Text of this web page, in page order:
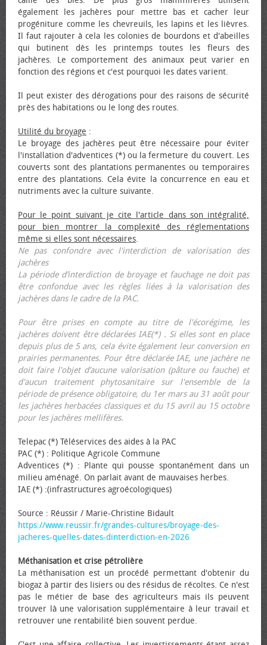
également les jachères pour mettre bas et cacher leur
progéniture comme les chevreuils, les lapins et les lièvres.
Il faut rajouter à cela les colonies de bourdons et d'abeilles
qui butinent dès les printemps toutes les fleurs des
jachères. Le comportement des animaux peut varier en
fonction des régions et c'est pourquoi les dates varient.
Il peut exister des dérogations pour des raisons de sécurité
près des habitations ou le long des routes.
Utilité du broyage :
Le broyage des jachères peut être nécessaire pour éviter
l'installation d'adventices (*) ou la fermeture du couvert. Les
couverts sont des plantations permanentes ou temporaires
entre des plantations. Cela évite la concurrence en eau et
nutriments avec la culture suivante.
Pour le point suivant je cite l'article dans son intégralité,
pour bien montrer la complexité des réglementations
même si elles sont nécessaires.
Ne pas confondre avec l'interdiction de valorisation des
jachères
La période d’interdiction de broyage et fauchage ne doit pas
être confondue avec les règles liées à la valorisation des
jachères dans le cadre de la PAC.
Pour être prises en compte au titre de l'écorégime, les
jachères doivent être déclarées IAE(*) . Si elles sont en place
depuis plus de 5 ans, cela évite également leur conversion en
prairies permanentes. Pour être déclarée IAE, une jachère ne
doit faire l'objet d’aucune valorisation (pâture ou fauche) et
d'aucun traitement phytosanitaire sur l'ensemble de la
période de présence obligatoire, du 1er mars au 31 août pour
les jachères herbacées classiques et du 15 avril au 15 octobre
pour les jachères mellifères.
Telepac (*) Téléservices des aides à la PAC
PAC (*) : Politique Agricole Commune
Adventices (*) : Plante qui pousse spontanément dans un
milieu aménagé. On parlait avant de mauvaises herbes.
IAE (*) :(infrastructures agroécologiques)
Source : Réussir / Marie-Christine Bidault
https://www.reussir.fr/grandes-cultures/broyage-des-
jacheres-quelles-dates-dinterdiction-en-2026
Méthanisation et crise pétrolière
La méthanisation est un procédé permettant d'obtenir du
biogaz à partir des lisiers ou des résidus de récoltes. Ce n'est
pas le métier de base des agriculteurs mais ils peuvent
trouver là une valorisation supplémentaire à leur travail et
retrouver une rentabilité bien souvent perdue.